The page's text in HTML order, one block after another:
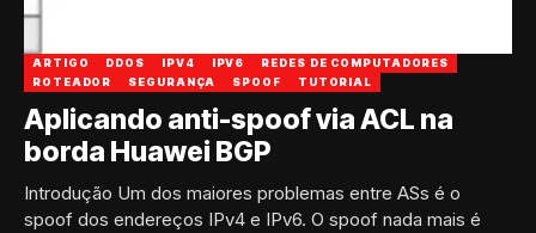
ARTIGO DDOS IPV4 IPV6
REDES DE COMPUTADORES
ROTEADOR
SEGURANÇA SPOOF TUTORIAL
Aplicando anti-spoof via ACL na
borda Huawei BGP
Introdução Um dos maiores problemas entre ASs é o
spoof dos endereços IPv4 e IPv6. O spoof nada mais é